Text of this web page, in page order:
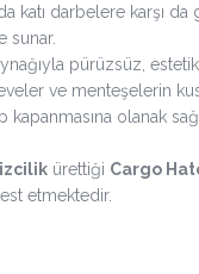
katı darbelere karşı
sunar.
pürüzsüz,
ve menteşelerin
kapanmasına olanak
ürettiği Cargo
etmektedir.